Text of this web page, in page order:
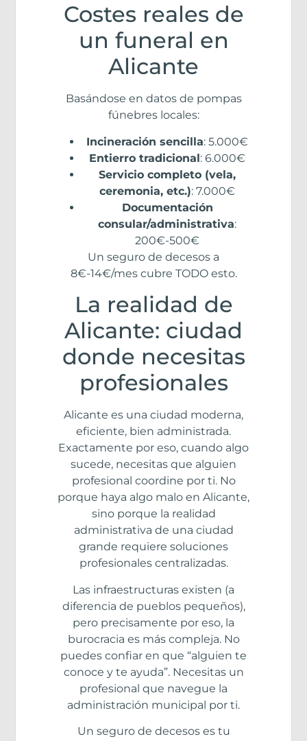
Costes reales de
un funeral en
Alicante
Basándose en datos de pompas
fúnebres locales:
Incineración sencilla: 5.000€
Entierro tradicional: 6.000€
Servicio completo (vela,
ceremonia, etc.): 7.000€
Documentación
consular/administrativa:
200€-500€
Un seguro de decesos a
8€-14€/mes cubre TODO esto.
La realidad de
Alicante: ciudad
donde necesitas
profesionales
Alicante es una ciudad moderna,
eficiente, bien administrada.
Exactamente por eso, cuando algo
sucede, necesitas que alguien
profesional coordine por ti. No
porque haya algo malo en Alicante,
sino porque la realidad
administrativa de una ciudad
grande requiere soluciones
profesionales centralizadas.
Las infraestructuras existen (a
diferencia de pueblos pequeños),
pero precisamente por eso, la
burocracia es más compleja. No
puedes confiar en que “alguien te
conoce y te ayuda”. Necesitas un
profesional que navegue la
administración municipal por ti.
Un seguro de decesos es tu